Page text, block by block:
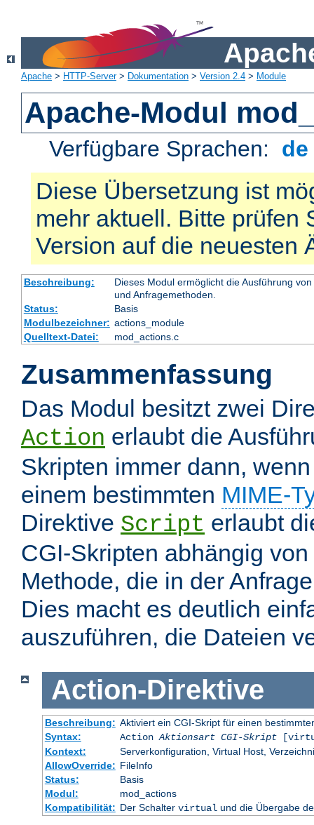
Apache > HTTP-Server> Dokumentation > Version 2.4 > Module
Apache-Modul
Verfügbare Sprachen:
Diese Übersetzung ist
mehr aktuell. Bitte prüfen
Version auf die neuesten
Beschreibung:
Dieses Modul ermöglicht die Ausführung
und Anfragemethoden.
Status:
Basis
Modulbezeichner: actions_module
Quelltext-Datei:
mod_actions.c
Zusammenfassung
Das Modul besitzt zwei
Action erlaubt die
Skripten immer dann,
einem bestimmten MIME-
Direktive Script erlaubt
CGI-Skripten abhängig
Methode, die in der
Dies macht es deutlich
auszuführen, die Dateien
Action-Direktive
Beschreibung: Aktiviert ein CGI-Skript für einen
Syntax:
ActionAktionsart CGI-Skript
Kontext:
Serverkonfiguration, Virtual Host,
AllowOverride: FileInfo
Status:
Basis
Modul:
mod_actions
Kompatibilität: Der Schalter virtual und die Übergabe